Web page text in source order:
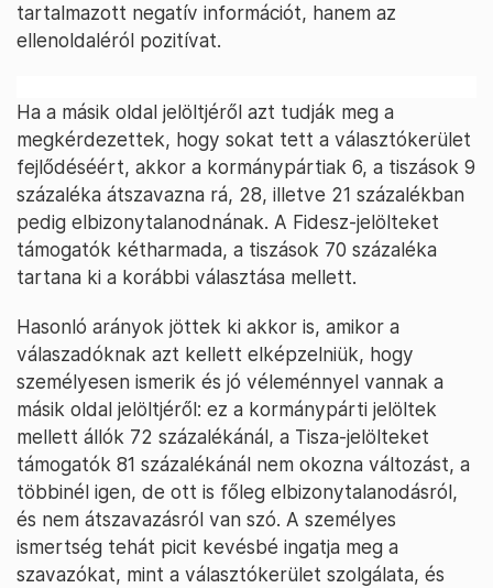
tartalmazott negatív információt, hanem az
ellenoldaléról pozitívat.
Ha a másik oldal jelöltjéről azt tudják meg a
megkérdezettek, hogy sokat tett a választókerület
fejlődéséért, akkor a kormánypártiak 6, a tiszások 9
százaléka átszavazna rá, 28, illetve 21 százalékban
pedig elbizonytalanodnának. A Fidesz-jelölteket
támogatók kétharmada, a tiszások 70 százaléka
tartana ki a korábbi választása mellett.
Hasonló arányok jöttek ki akkor is, amikor a
válaszadóknak azt kellett elképzelniük, hogy
személyesen ismerik és jó véleménnyel vannak a
másik oldal jelöltjéről: ez a kormánypárti jelöltek
mellett állók 72 százalékánál, a Tisza-jelölteket
támogatók 81 százalékánál nem okozna változást, a
többinél igen, de ott is főleg elbizonytalanodásról,
és nem átszavazásról van szó. A személyes
ismertség tehát picit kevésbé ingatja meg a
szavazókat, mint a választókerület szolgálata, és